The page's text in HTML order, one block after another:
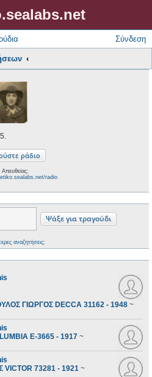
Σύνδεση
Απευθείας:
radio
αναζητήσεις;
ΓΙΩΡΓΟΣ DECCA 31162 - 1948 ~
E-3665 - 1917 ~
73281 - 1921 ~